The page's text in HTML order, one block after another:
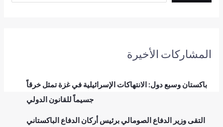
المشاركات الأخيرة
باكستان وسبع دول: الانتهاكات الإسرائيلية في غزة تمثل خرقاً
جسيماً للقانون الدولي
التقى وزير الدفاع الصومالي برئيس أركان الدفاع الباكستاني